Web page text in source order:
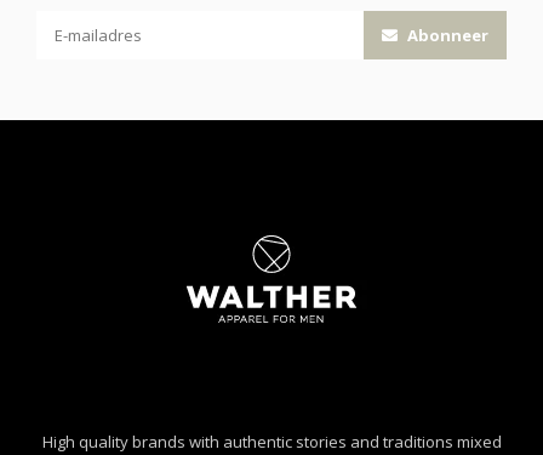
Abonneer
High quality brands with authentic stories and traditions mixed